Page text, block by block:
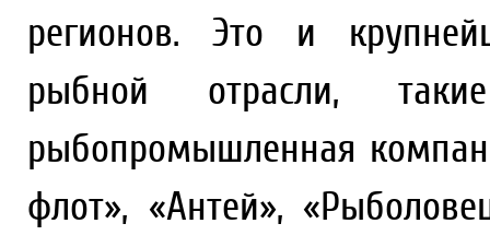
регионов. Это и
рыбной отрасли,
рыбопромышленная
флот», «Антей»,